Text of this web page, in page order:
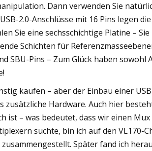
Dann verwenden Sie
2.0-Anschlüsse mit 16 Pins legen
Sie eine sechsschichtige Platine –
Schichten für
SBU-Pins – Zum Glück haben sowohl
kaufen – aber der Einbau einer
Hardware. Auch hier
ist – was bedeutet, dass wir einen
suchte, bin ich auf den VL170-
Später fand ich